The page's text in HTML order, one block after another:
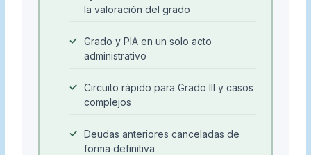
la valoración del grado
Grado y PIA en un solo acto
administrativo
Circuito rápido para Grado III y casos
complejos
Deudas anteriores canceladas de
forma definitiva